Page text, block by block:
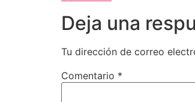
Deja una
Tu dirección de correo
Comentario *